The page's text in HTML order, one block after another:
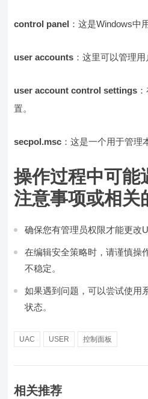
control panel ：这是Windows中
user accounts ：这里可以管理用
user account control settings
置。
secpol.msc ：这是一个用于管理
操作过程中可能
注意事项或相关
确保您有管理员权限才能更改
在编辑安全策略时，请谨慎操
不稳定。
如果遇到问题，可以尝试使用
状态。
UAC USER 控制面板
相关推荐